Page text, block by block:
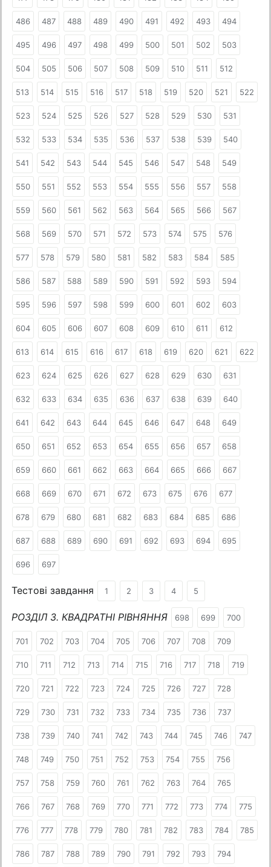
486 487 488 489 490 491 492 493 494
495 496 497 498 499 500 501 502 503
504 505 506 507 508 509 510 511 512
513 514 515 516 517 518 519 520 521 522
523 524 525 526 527 528 529 530 531
532 533 534 535 536 537 538 539 540
541 542 543 544 545 546 547 548 549
550 551 552 553 554 555 556 557 558
559 560 561 562 563 564 565 566 567
568 569 570 571 572 573 574 575 576
577 578 579 580 581 582 583 584 585
586 587 588 589 590 591 592 593 594
595 596 597 598 599 600 601 602 603
604 605 606 607 608 609 610 611 612
613 614 615 616 617 618 619 620 621 622
623 624 625 626 627 628 629 630 631
632 633 634 635 636 637 638 639 640
641 642 643 644 645 646 647 648 649
650 651 652 653 654 655 656 657 658
659 660 661 662 663 664 665 666 667
668 669 670 671 672 673 675 676 677
678 679 680 681 682 683 684 685 686
687 688 689 690 691 692 693 694 695
696 697
Тестові завдання 1 2 3 4 5
РОЗДІЛ 3. КВАДРАТНІ РІВНЯННЯ 698 699 700
701 702 703 704 705 706 707 708 709
710 711 712 713 714 715 716 717 718 719
720 721 722 723 724 725 726 727 728
729 730 731 732 733 734 735 736 737
738 739 740 741 742 743 744 745 746 747
748 749 750 751 752 753 754 755 756
757 758 759 760 761 762 763 764 765
766 767 768 769 770 771 772 773 774 775
776 777 778 779 780 781 782 783 784 785
786 787 788 789 790 791 792 793 794